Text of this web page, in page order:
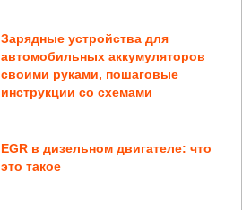
Зарядные устройства для
автомобильных аккумуляторов
своими руками, пошаговые
инструкции со схемами
EGR в дизельном двигателе: что
это такое